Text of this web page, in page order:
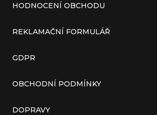
HODNOCENÍ OBCHODU
REKLAMAČNÍ FORMULÁŘ
GDPR
OBCHODNÍ PODMÍNKY
DOPRAVY